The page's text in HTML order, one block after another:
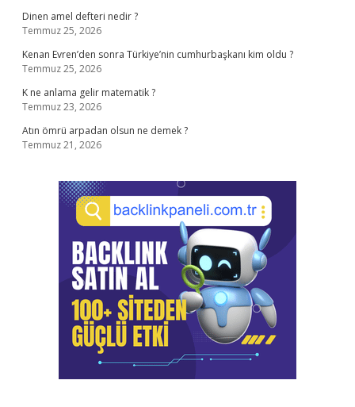
Dinen amel defteri nedir ?
Temmuz 25, 2026
Kenan Evren’den sonra Türkiye’nin cumhurbaşkanı kim oldu ?
Temmuz 25, 2026
K ne anlama gelir matematik ?
Temmuz 23, 2026
Atın ömrü arpadan olsun ne demek ?
Temmuz 21, 2026